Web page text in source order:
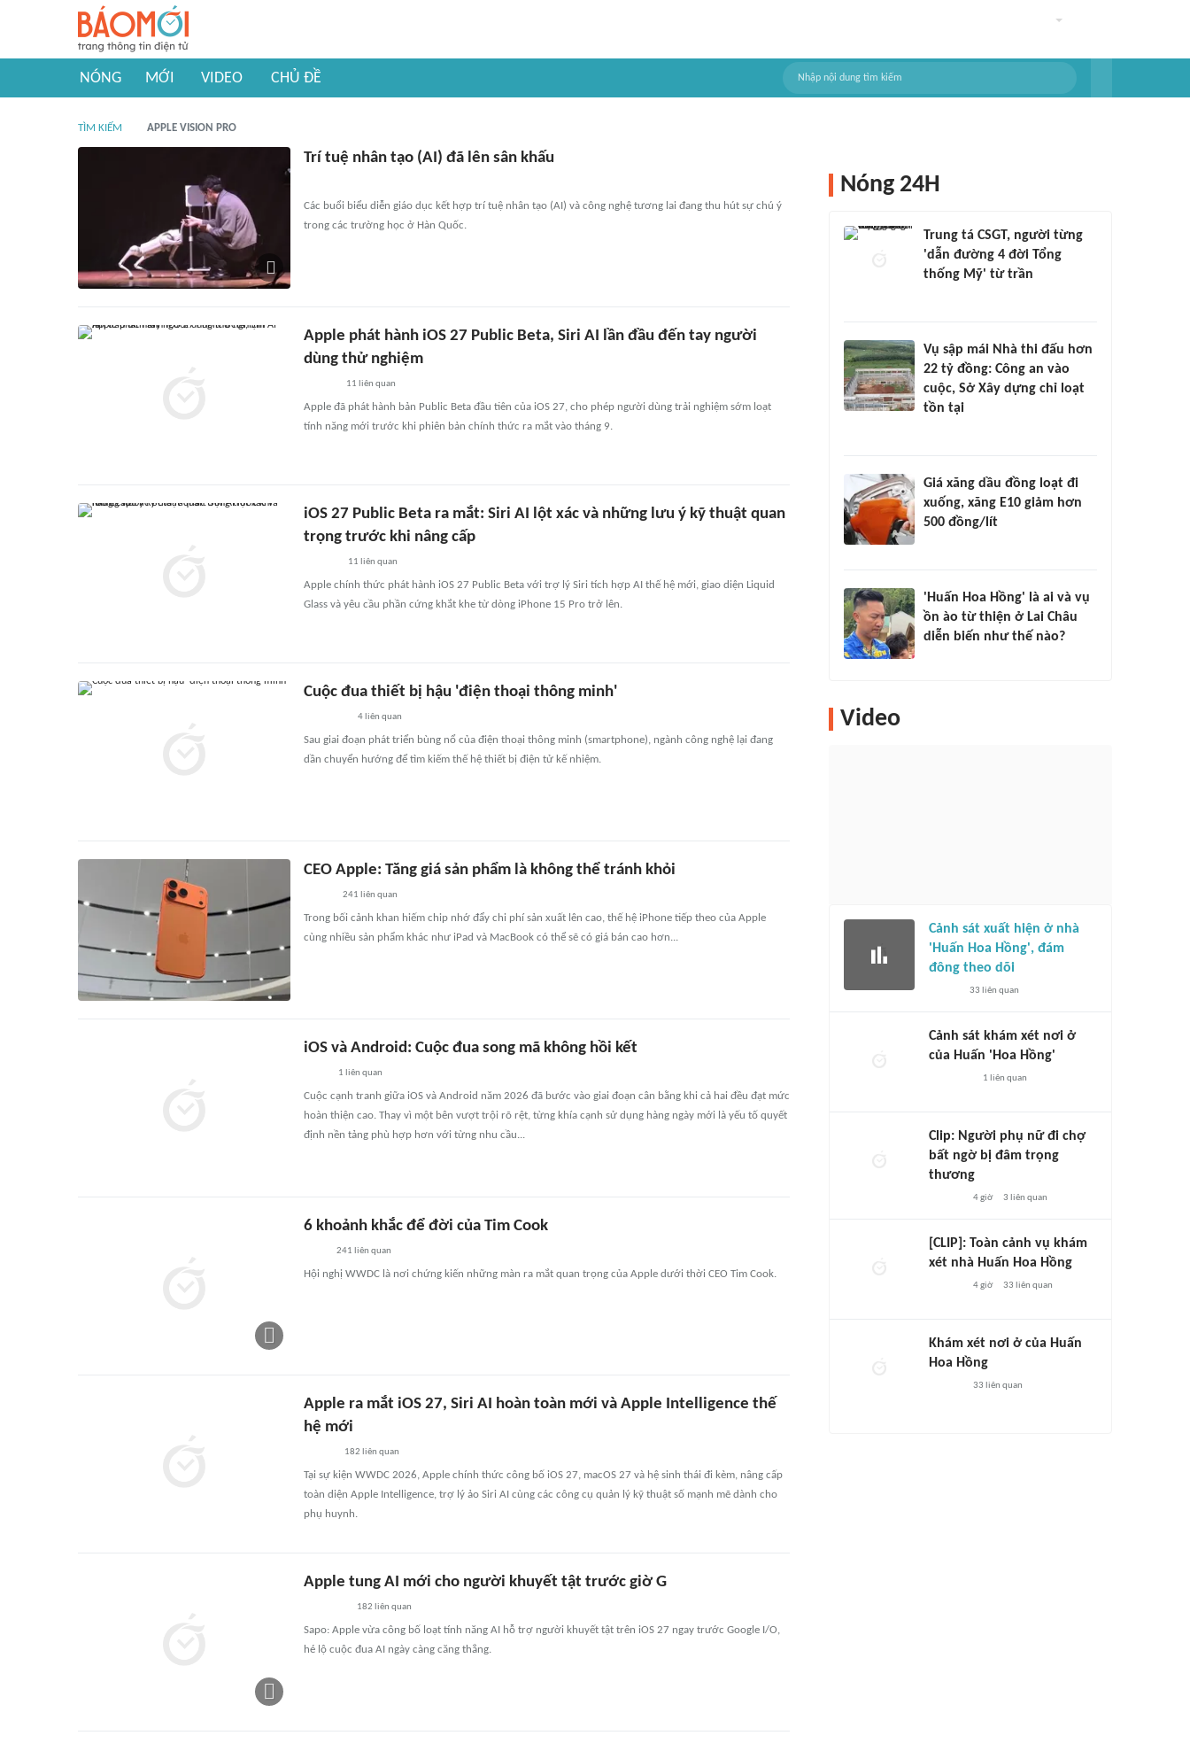
NÓNG MỚI VIDEO CHỦ ĐỀ
TÌM KIẾM APPLE VISION PRO
Trí tuệ nhân tạo (AI) đã lên sân khấu
Các buổi biểu diễn giáo dục kết hợp trí tuệ nhân tạo (AI) và công nghệ tương lai đang thu hút sự chú ý
trong các trường học ở Hàn Quốc.
Apple phát hành iOS 27 Public Beta, Siri AI lần đầu đến tay người
dùng thử nghiệm
11 liên quan
Apple đã phát hành bản Public Beta đầu tiên của iOS 27, cho phép người dùng trải nghiệm sớm loạt
tính năng mới trước khi phiên bản chính thức ra mắt vào tháng 9.
iOS 27 Public Beta ra mắt: Siri AI lột xác và những lưu ý kỹ thuật quan
trọng trước khi nâng cấp
11 liên quan
Apple chính thức phát hành iOS 27 Public Beta với trợ lý Siri tích hợp AI thế hệ mới, giao diện Liquid
Glass và yêu cầu phần cứng khắt khe từ dòng iPhone 15 Pro trở lên.
Cuộc đua thiết bị hậu 'điện thoại thông minh'
4liên quan
Sau giai đoạn phát triển bùng nổ của điện thoại thông minh (smartphone), ngành công nghệ lại đang
dần chuyển hướng để tìm kiếm thế hệ thiết bị điện tử kế nhiệm.
CEO Apple: Tăng giá sản phẩm là không thể tránh khỏi
241 liên quan
Trong bối cảnh khan hiếm chip nhớ đẩy chi phí sản xuất lên cao, thế hệ iPhone tiếp theo của Apple
cùng nhiều sản phẩm khác như iPad và MacBook có thể sẽ có giá bán cao hơn...
iOS và Android: Cuộc đua song mã không hồi kết
1 liên quan
Cuộc cạnh tranh giữa iOS và Android năm 2026 đã bước vào giai đoạn cân bằng khi cả hai đều đạt mức
hoàn thiện cao. Thay vì một bên vượt trội rõ rệt, từng khía cạnh sử dụng hàng ngày mới là yếu tố quyết
định nền tảng phù hợp hơn với từng nhu cầu...
6 khoảnh khắc để đời của Tim Cook
241 liên quan
Hội nghị WWDC là nơi chứng kiến những màn ra mắt quan trọng của Apple dưới thời CEO Tim Cook.
Apple ra mắt iOS 27, Siri AI hoàn toàn mới và Apple Intelligence thế
hệ mới
182 liên quan
Tại sự kiện WWDC 2026, Apple chính thức công bố iOS 27, macOS 27 và hệ sinh thái đi kèm, nâng cấp
toàn diện Apple Intelligence, trợ lý ảo Siri AI cùng các công cụ quản lý kỹ thuật số mạnh mẽ dành cho
phụ huynh.
Apple tung AI mới cho người khuyết tật trước giờ G
182 liên quan
Sapo: Apple vừa công bố loạt tính năng AI hỗ trợ người khuyết tật trên iOS 27 ngay trước Google I/O,
hé lộ cuộc đua AI ngày càng căng thẳng.
Nóng 24H
Trung tá CSGT, người từng
'dẫn đường 4 đời Tổng
thống Mỹ' từ trần
Vụ sập mái Nhà thi đấu hơn
22 tỷ đồng: Công an vào
cuộc, Sở Xây dựng chỉ loạt
tồn tại
Giá xăng dầu đồng loạt đi
xuống, xăng E10 giảm hơn
500 đồng/lít
'Huấn Hoa Hồng' là ai và vụ
ồn ào từ thiện ở Lai Châu
diễn biến như thế nào?
Video
Cảnh sát xuất hiện ở nhà
'Huấn Hoa Hồng', đám
đông theo dõi
33 liên quan
Cảnh sát khám xét nơi ở
của Huấn 'Hoa Hồng'
1 liên quan
Clip: Người phụ nữ đi chợ
bất ngờ bị đâm trọng
thương
4 giờ 3 liên quan
[CLIP]: Toàn cảnh vụ khám
xét nhà Huấn Hoa Hồng
4 giờ 33 liên quan
Khám xét nơi ở của Huấn
Hoa Hồng
33 liên quan